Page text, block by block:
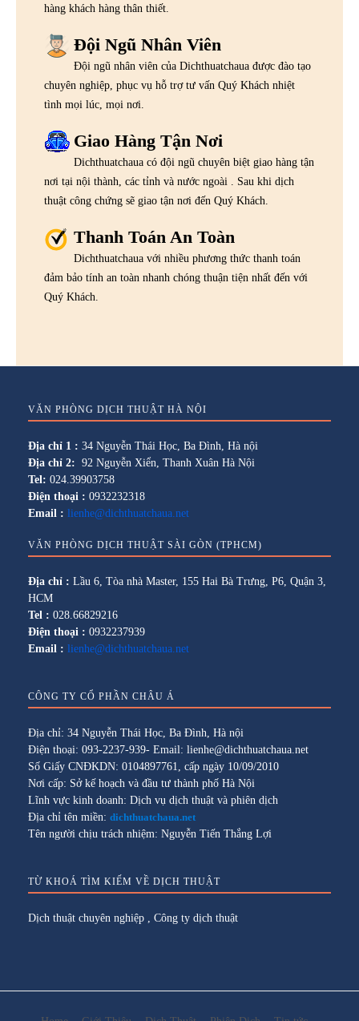
hàng khách hàng thân thiết.
Đội Ngũ Nhân Viên
Đội ngũ nhân viên của Dichthuatchaua được đào tạo
chuyên nghiệp, phục vụ hỗ trợ tư vấn Quý Khách nhiệt
tình mọi lúc, mọi nơi.
Giao Hàng Tận Nơi
Dichthuatchaua có đội ngũ chuyên biệt giao hàng tận
nơi tại nội thành, các tỉnh và nước ngoài . Sau khi dịch
thuật công chứng sẽ giao tận nơi đến Quý Khách.
Thanh Toán An Toàn
Dichthuatchaua với nhiều phương thức thanh toán
đảm bảo tính an toàn nhanh chóng thuận tiện nhất đến với
Quý Khách.
VĂN PHÒNG DỊCH THUẬT HÀ NỘI
Địa chỉ 1 : 34 Nguyễn Thái Học, Ba Đình, Hà nội
Địa chỉ 2: 92 Nguyễn Xiển, Thanh Xuân Hà Nội
Tel: 024.39903758
Điện thoại : 0932232318
Email : lienhe@dichthuatchaua.net
VĂN PHÒNG DỊCH THUẬT SÀI GÒN (TPHCM)
Địa chỉ : Lầu 6, Tòa nhà Master, 155 Hai Bà Trưng, P6, Quận 3,
HCM
Tel : 028.66829216
Điện thoại : 0932237939
Email : lienhe@dichthuatchaua.net
CÔNG TY CỔ PHẦN CHÂU Á
Địa chỉ: 34 Nguyễn Thái Học, Ba Đình, Hà nội
Điện thoại: 093-2237-939- Email: lienhe@dichthuatchaua.net
Số Giấy CNĐKDN: 0104897761, cấp ngày 10/09/2010
Nơi cấp: Sở kế hoạch và đầu tư thành phố Hà Nội
Lĩnh vực kinh doanh: Dịch vụ dịch thuật và phiên dịch
Địa chỉ tên miền: dichthuatchaua.net
Tên người chịu trách nhiệm: Nguyễn Tiến Thắng Lợi
TỪ KHOÁ TÌM KIẾM VỀ DỊCH THUẬT
Dịch thuật chuyên nghiệp , Công ty dịch thuật